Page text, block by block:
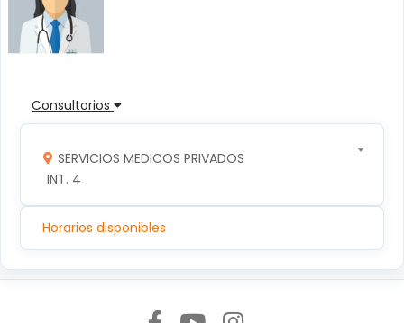
Consultorios
SERVICIOS MEDICOS PRIVADOS
INT. 4
Horarios disponibles